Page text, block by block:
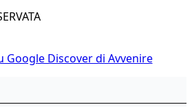
Google Discover di Avvenire